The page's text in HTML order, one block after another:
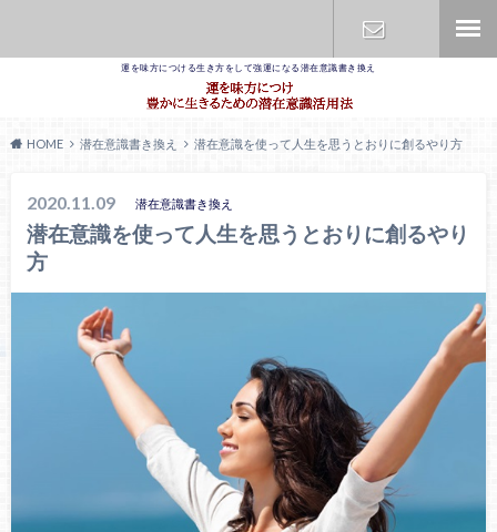
運を味方につける生き方をして強運になる潜在意識書き換え
HOME 潜在意識書き換え 潜在意識を使って人生を思うとおりに創るやり方
2020.11.09 潜在意識書き換え
潜在意識を使って人生を思うとおりに創るやり
方